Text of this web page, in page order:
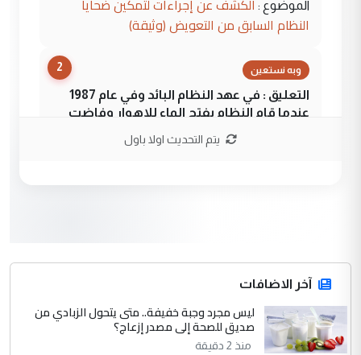
الموضوع :
النظام السابق من التعويض (وثيقة)
2 وبه نستعين
التعليق : في عهد النظام البائد وفي عام 1987
عندما قام النظام بفتح الماء للاهوار وفاضت
عندما قام النظام بفتح الماء للاهوار وفاضت
البساتين ...
الموضوع :
الكشف عن إجراءات لتمكين ضحايا
النظام السابق من التعويض (وثيقة)
يتم التحديث اولا باول
آخر الاضافات
ليس مجرد وجبة خفيفة.. متى يتحول الزبادي من
صديق للصحة إلى مصدر إزعاج؟
منذ 2 دقيقة